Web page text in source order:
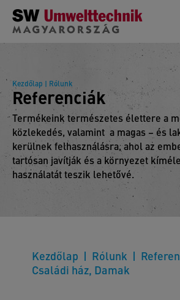
Skip to main content
Kezdőlap | Rólunk
Referenciák
Termékeink természetes élettere a
közlekedés, valamint a magas – és
kerülnek felhasználásra, ahol az
tartósan javítják és a környezet
használatát teszik lehetővé.
Kezdőlap Rólunk
Családi ház, Damak